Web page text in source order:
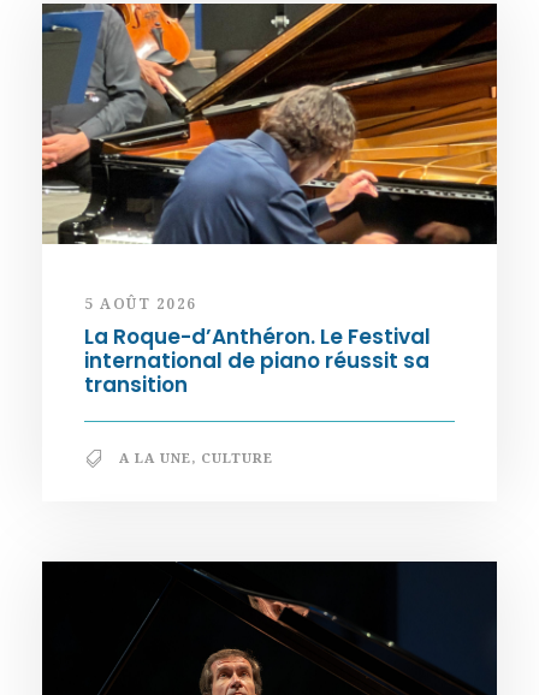
5 AOÛT 2026
La Roque-d’Anthéron. Le Festival
international de piano réussit sa
transition
A LA UNE, CULTURE